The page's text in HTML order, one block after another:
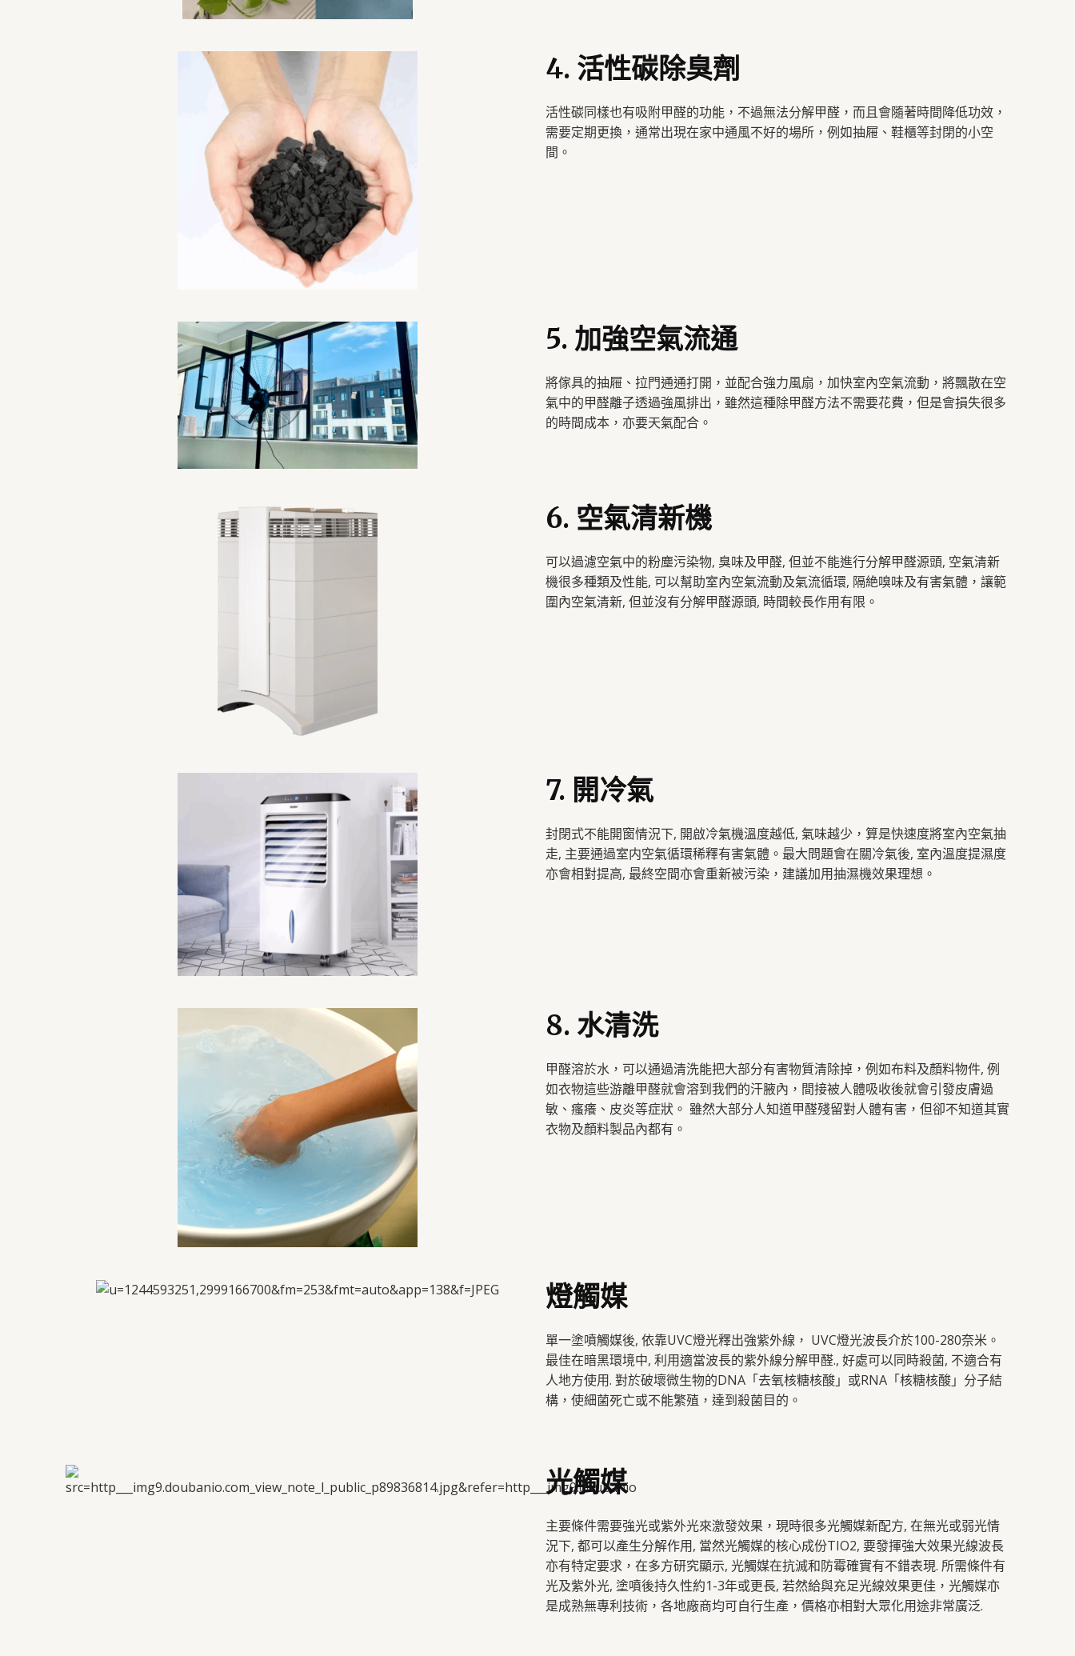
4. 活性碳除臭劑
活性碳同樣也有吸附甲醛的功能，不過無法分解甲醛，而且會隨著時間降低功效，
需要定期更換，通常出現在家中通風不好的場所，例如抽屜、鞋櫃等封閉的小空
間。
5. 加強空氣流通
將傢具的抽屜、拉門通通打開，並配合強力風扇，加快室內空氣流動，將飄散在空
氣中的甲醛離子透過強風排出，雖然這種除甲醛方法不需要花費，但是會損失很多
的時間成本，亦要天氣配合。
6. 空氣清新機
可以過濾空氣中的粉塵污染物, 臭味及甲醛, 但並不能進行分解甲醛源頭, 空氣清新
機很多種類及性能, 可以幫助室內空氣流動及氣流循環, 隔絶嗅味及有害氣體，讓範
圍內空氣清新, 但並沒有分解甲醛源頭, 時間較長作用有限。
7. 開冷氣
封閉式不能開窗情況下, 開啟冷氣機溫度越低, 氣味越少，算是快速度將室內空氣抽
走, 主要通過室内空氣循環稀釋有害氣體。最大問題會在關冷氣後, 室內溫度提濕度
亦會相對提高, 最終空間亦會重新被污染，建議加用抽濕機效果理想。
8. 水清洗
甲醛溶於水，可以通過清洗能把大部分有害物質清除掉，例如布料及顏料物件, 例
如衣物這些游離甲醛就會溶到我們的汗腋內，間接被人體吸收後就會引發皮膚過
敏、瘙癢、皮炎等症狀。 雖然大部分人知道甲醛殘留對人體有害，但卻不知道其實
衣物及顏料製品內都有。
燈觸媒
單一塗噴觸媒後, 依靠UVC燈光釋出強紫外線， UVC燈光波長介於100-280奈米。
最佳在暗黑環境中, 利用適當波長的紫外線分解甲醛., 好處可以同時殺菌, 不適合有
人地方使用. 對於破壞微生物的DNA「去氧核糖核酸」或RNA「核糖核酸」分子結
構，使細菌死亡或不能繁殖，達到殺菌目的。
光觸媒
主要條件需要強光或紫外光來激發效果，現時很多光觸媒新配方, 在無光或弱光情
況下, 都可以產生分解作用, 當然光觸媒的核心成份TIO2, 要發揮強大效果光線波長
亦有特定要求，在多方研究顯示, 光觸媒在抗滅和防霉確實有不錯表現. 所需條件有
光及紫外光, 塗噴後持久性約1-3年或更長, 若然給與充足光線效果更佳，光觸媒亦
是成熟無專利技術，各地廠商均可自行生產，價格亦相對大眾化用途非常廣泛.